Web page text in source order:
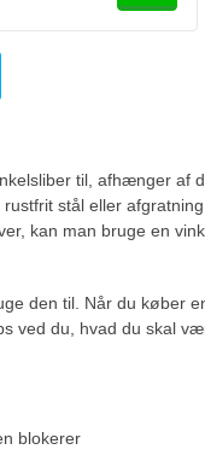
til, afhænger af
stål eller
kan man bruge en
den til. Når du køber
ved du, hvad du skal
blokerer